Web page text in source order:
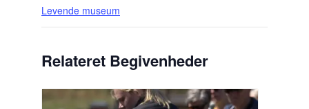
Levende museum
Relateret Begivenheder